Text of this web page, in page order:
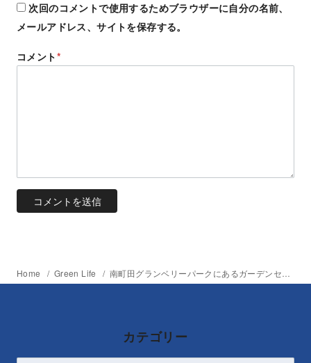
次回のコメントで使用するためブラウザーに自分の名前、
メールアドレス、サイトを保存する。
コメント*
Home Green Life 南町田グランベリーパークにあるガーデンセンター「the Farm UNIVERSAL MINAMI MACHIDA」
カテゴリー